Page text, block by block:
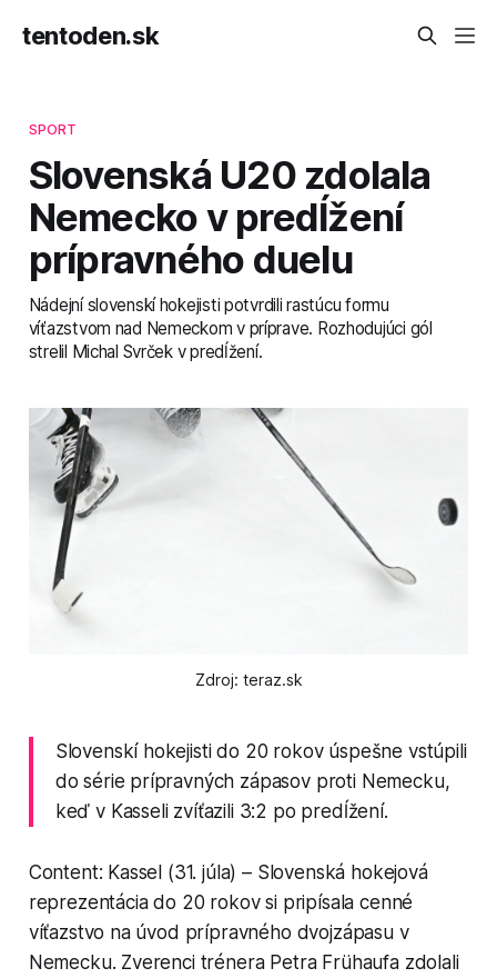
tentoden.sk
SPORT
Slovenská U20 zdolala
Nemecko v predĺžení
prípravného duelu
Nádejní slovenskí hokejisti potvrdili rastúcu formu
víťazstvom nad Nemeckom v príprave. Rozhodujúci gól
strelil Michal Svrček v predĺžení.
Zdroj: teraz.sk
Slovenskí hokejisti do 20 rokov úspešne vstúpili
do série prípravných zápasov proti Nemecku,
keď v Kasseli zvíťazili 3:2 po predĺžení.
Content: Kassel (31. júla) – Slovenská hokejová
reprezentácia do 20 rokov si pripísala cenné
víťazstvo na úvod prípravného dvojzápasu v
Nemecku. Zverenci trénera Petra Frühaufa zdolali